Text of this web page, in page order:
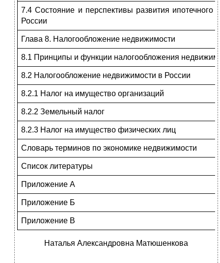
7.4 Состояние и перспективы развития ипотечного
России
Глава 8. Налогообложение недвижимости
8.1 Принципы и функции налогообложения
8.2 Налогообложение недвижимости в России
8.2.1 Налог на имущество организаций
8.2.2 Земельный налог
8.2.3 Налог на имущество физических лиц
Словарь терминов по экономике недвижимости
Список литературы
Приложение А
Приложение Б
Приложение В
Наталья Александровна Матюшенкова